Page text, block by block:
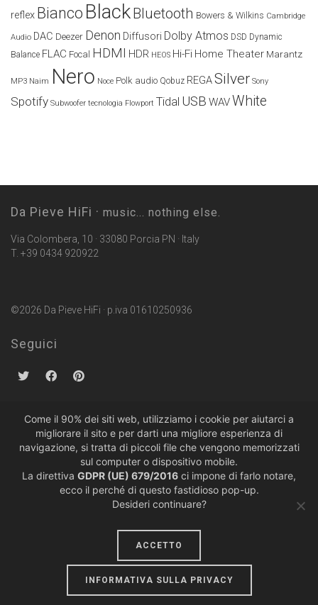
reflex Bianco BlackBluetooth Bowers & Wilkins Cambridge
Audio DAC Deezer Denon Diffusori Dolby Atmos DSD Dynamic
Balance FLAC Focal HDMI HDR HEOS Hi-Fi Home Theater Marantz
MP3 Naim Nero Noce Polk audio Qobuz REGASilver Sony
Spotify Subwoofer tecnologia Flowport Tidal USB WAVWhite
Da Pieve HiFi · music... nothing else.
Via Colombera, 10 · 33080 Porcia PN · Italy
T. +39 0434 920922
©2026 Da Pieve HiFi · p.iva 01610250936
Seguici
Politiche sulla Privacy·Condizioni di Vendita
design by
Come il 90% dei siti web, utilizziamo i cookie per aiutarci a
migliorare il sito e per darti una migliore esperienza di
navigazione, si tratta di piccoli file che vengono memorizzati
sul computer o dispositivo mobile.
La direttiva GDPR (UE) 679/2016 ci impone di farlo notare,
ecco il perché di questo fastidioso pop-up.
Desideri continuare?
ACCETTO
INFORMATIVA SULLA PRIVACY